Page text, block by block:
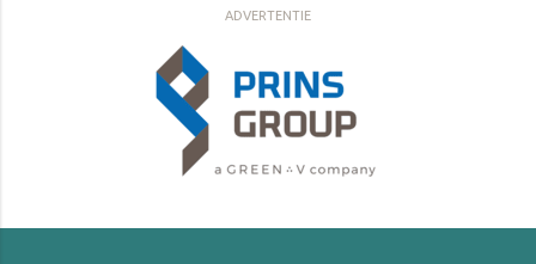
ADVERTENTIE